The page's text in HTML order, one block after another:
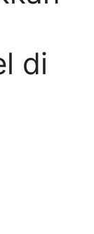
di